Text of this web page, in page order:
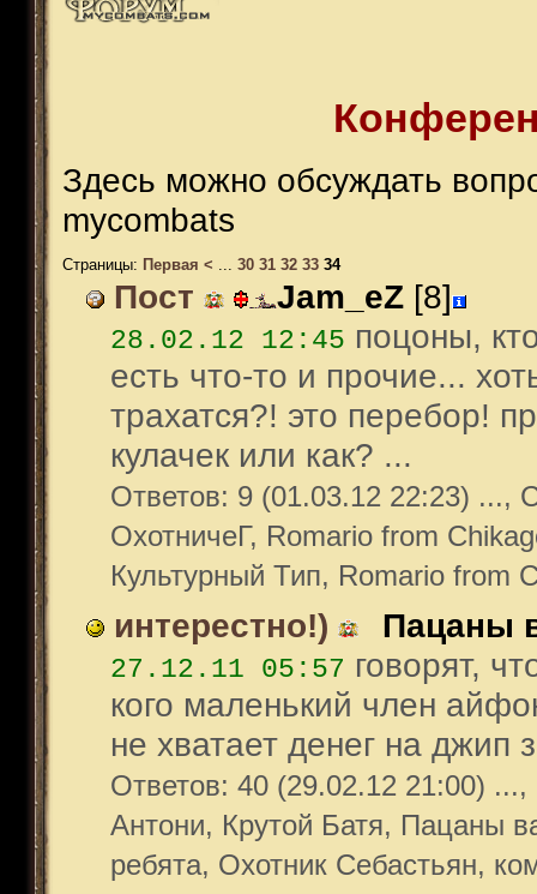
Здесь можно обсуждать
mycombats
Страницы: Первая < ... 30 31 32 33 34
Пост Jam_eZ [8]
28.02.12 12:45 поцоны,
есть что-то и прочие...
трахатся?! это перебор!
кулачек или как? ...
Ответов: 9 (01.03.12 22:23) ...,
ОхотничеГ, Romario from
Культурный Тип, Romario from
интерестно!) Пацаны
27.12.11 05:57 говорят,
кого маленький член
не хватает денег на джип
Ответов: 40 (29.02.12 21:00)
Антони, Крутой Батя, Пацаны
ребята, Охотник Себастьян,